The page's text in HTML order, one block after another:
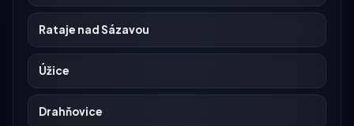
Rataje nad Sázavou
Úžice
Drahňovice